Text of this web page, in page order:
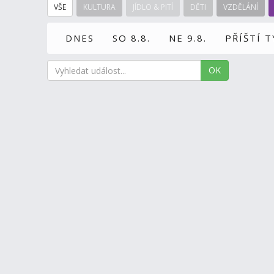
VŠE KULTURA JÍDLO & PITÍ DĚTI VZDĚLÁNÍ
DNES SO 8.8. NE 9.8. PŘÍŠTÍ
OK